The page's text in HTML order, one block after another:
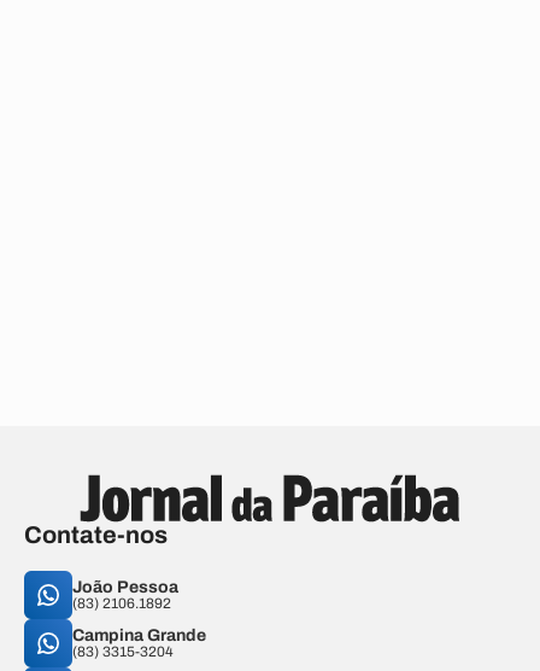
Contate-nos
João Pessoa
(83) 2106.1892
Campina Grande
(83) 3315-3204